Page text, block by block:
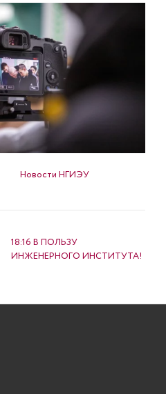
Новости НГИЭУ
18:16 В ПОЛЬЗУ
ИНЖЕНЕРНОГО ИНСТИТУТА!